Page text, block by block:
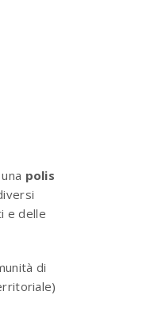
polis
e delle
di